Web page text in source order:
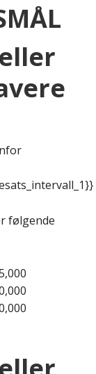
følgende